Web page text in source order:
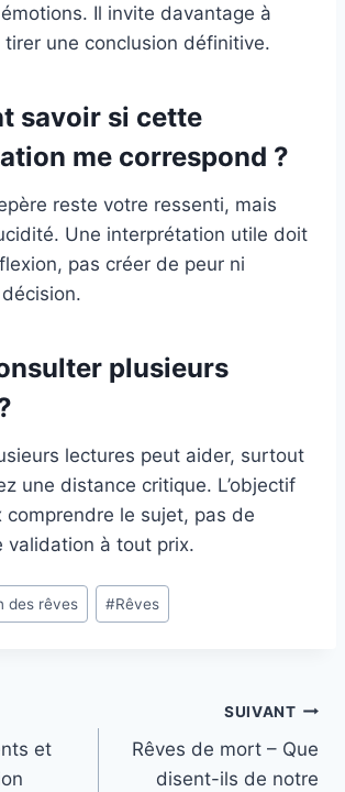
Il invite davantage à
tirer une conclusion définitive.
savoir si cette
me correspond ?
reste votre ressenti, mais
Une interprétation utile doit
pas créer de peur ni
plusieurs
lectures peut aider, surtout
une distance critique. L’objectif
comprendre le sujet, pas de
validation à tout prix.
des rêves #Rêves
et
SUIVANT
Rêves de mort – Que
disent-ils de notre